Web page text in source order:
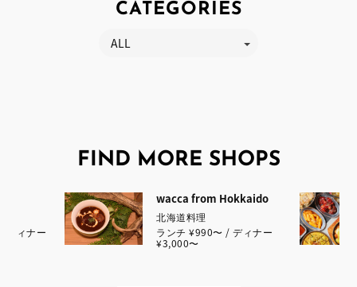
CATEGORIES
ALL
FIND MORE SHOPS
ディナー
wacca from Hokkaido
北海道料理
ランチ ¥990〜 / ディナー
¥3,000〜